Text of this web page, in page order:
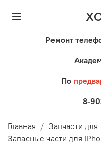
Ремонт
По
8-
Главная
Запчасти
Запасные части для